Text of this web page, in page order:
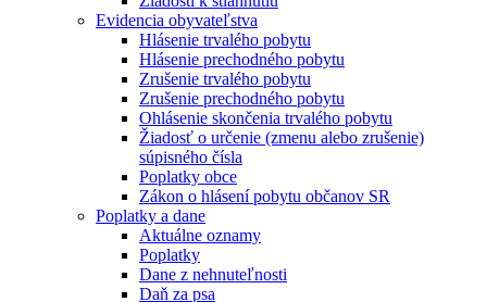
Evidencia obyvateľstva
Hlásenie trvalého pobytu
Hlásenie prechodného pobytu
Zrušenie trvalého pobytu
Zrušenie prechodného pobytu
Ohlásenie skončenia trvalého pobytu
Žiadosť o určenie (zmenu alebo zrušenie)
súpisného čísla
Poplatky obce
Zákon o hlásení pobytu občanov SR
Poplatky a dane
Aktuálne oznamy
Poplatky
Dane z nehnuteľnosti
Daň za psa